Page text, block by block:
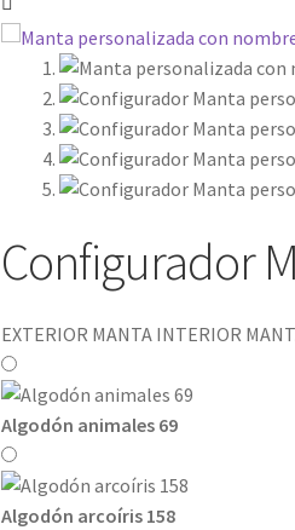
Configurador
EXTERIOR MANTA INTERIOR
Algodón animales 69
Algodón arcoíris 158